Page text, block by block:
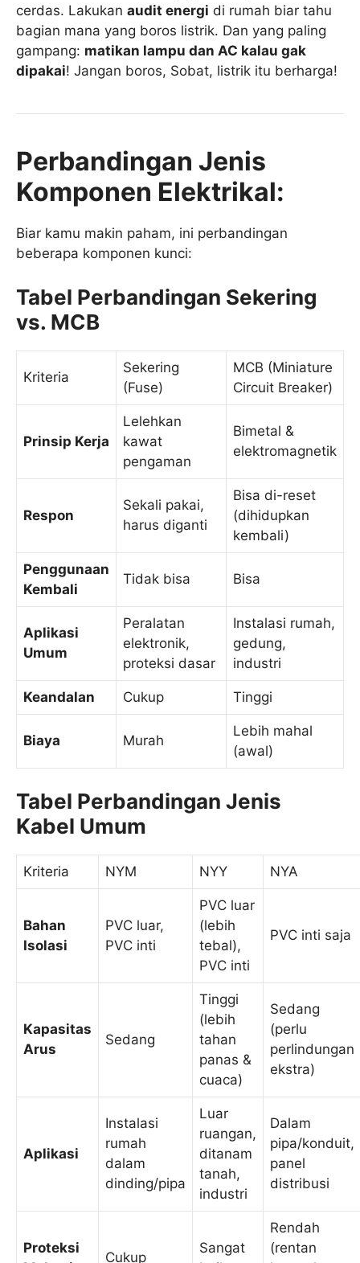
cerdas. Lakukan audit energi di rumah biar tahu
bagian mana yang boros listrik. Dan yang paling
gampang: matikan lampu dan AC kalau gak
dipakai! Jangan boros, Sobat, listrik itu berharga!
Perbandingan Jenis
Komponen Elektrikal:
Biar kamu makin paham, ini perbandingan
beberapa komponen kunci:
Tabel Perbandingan Sekering
vs. MCB
Kriteria
Sekering
(Fuse)
MCB (Miniature
Circuit Breaker)
Prinsip Kerja
Lelehkan
kawat
pengaman
Bimetal &
elektromagnetik
Respon
Sekali pakai,
harus diganti
Bisa di-reset
(dihidupkan
kembali)
Penggunaan
Kembali
Tidak bisa Bisa
Aplikasi
Umum
Peralatan
elektronik,
proteksi dasar
Instalasi rumah,
gedung,
industri
Keandalan Cukup Tinggi
Biaya Murah
Lebih mahal
(awal)
Tabel Perbandingan Jenis
Kabel Umum
Kriteria NYM NYY NYA
Bahan
Isolasi
PVC luar,
PVC inti
PVC luar
(lebih
tebal),
PVC inti
PVC inti saja
Kapasitas
Arus
Sedang
Tinggi
(lebih
tahan
panas &
cuaca)
Sedang
(perlu
perlindungan
ekstra)
Aplikasi
Instalasi
rumah
dalam
dinding/pipa
Luar
ruangan,
ditanam
tanah,
industri
Dalam
pipa/konduit,
panel
distribusi
Proteksi
Cukup
Sangat
Rendah
(rentan